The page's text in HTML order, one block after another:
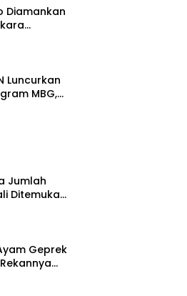
Diamankan
Bebas
Luncurkan
MBG,
Jumlah
Ditemukan
Geprek
Merampok